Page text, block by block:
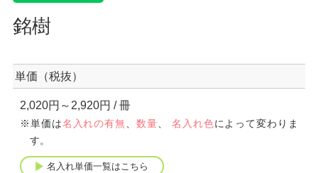
銘樹
単価（税抜）
2,020円～2,920円 / 冊
※単価は名入れの有無 、数量 名入れ色によって変わりま
す。
名入れ単価一覧はこちら